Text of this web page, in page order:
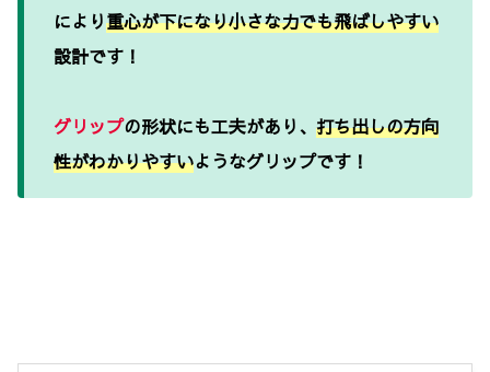
により重心が下になり小さな力でも飛ばしやすい
設計です！
グリップの形状にも工夫があり、 打ち出しの方向
性がわかりやすいようなグリップです！